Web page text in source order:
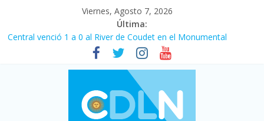
Viernes, Agosto 7, 2026
Última:
Central venció 1 a 0 al River de Coudet en el Monumental
La morosidad alcanzó su nivel más alto en dos décadas y ya
afecta a 400 mil deudores en Santa Fe
Desde que asumió Milei cerraron 41.000 kioscos: el sector
denuncia crisis como en 2001
Vacaciones de invierno con más movimiento y consumo
turístico: 4,6 millones de personas viajaron por el país, un 5,9%